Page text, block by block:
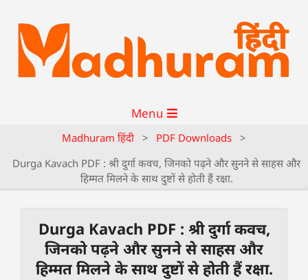
Menu
Madhuram हिंदी > PDF Downloads >
Durga Kavach PDF : श्री दुर्गा कवच, जिनको पढ़ने और सुनने से साहस और
हिम्मत मिलने के साथ दुष्टों से होती हैं रक्षा.
Durga Kavach PDF : श्री दुर्गा कवच,
जिनको पढ़ने और सुनने से साहस और
हिम्मत मिलने के साथ दुष्टों से होती हैं रक्षा.